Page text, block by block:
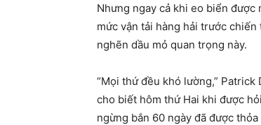
Nhưng ngay cả khi eo biển
mức vận tải hàng hải trước
nghẽn dầu mỏ quan trọng này.
“Mọi thứ đều khó lường,”
cho biết hôm thứ Hai khi được
ngừng bắn 60 ngày đã được thỏa